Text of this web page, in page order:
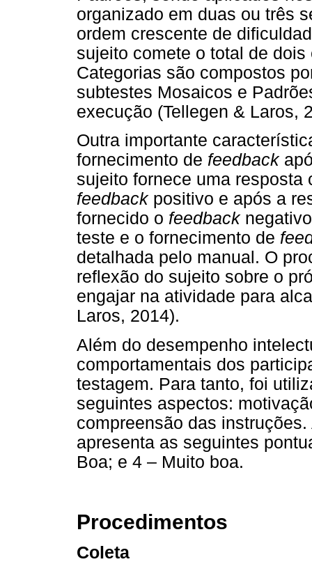
organizado em duas ou três
ordem crescente de
sujeito comete o total de
Categorias são compostos
subtestes Mosaicos e
execução (Tellegen & Laros,
Outra importante
fornecimento de feedback
sujeito fornece uma resposta
feedbackpositivo e após a
fornecido o feedback
teste e o fornecimento de
detalhada pelo manual. O
reflexão do sujeito sobre o
engajar na atividade para
Laros, 2014).
Além do desempenho
comportamentais dos
testagem. Para tanto, foi
seguintes aspectos:
compreensão das
apresenta as seguintes
Boa; e 4 – Muito boa.
Procedimentos
Coleta